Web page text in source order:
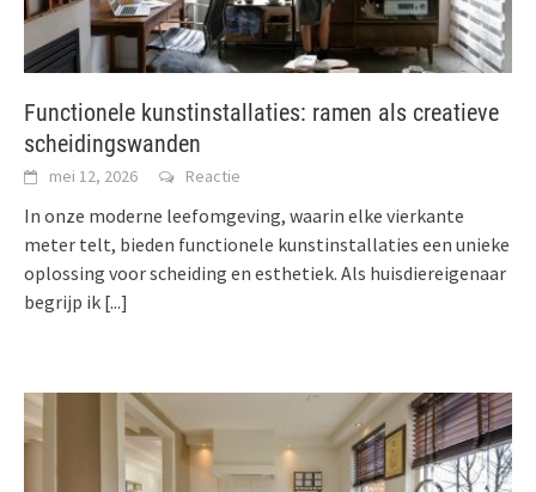
Functionele kunstinstallaties: ramen als creatieve
scheidingswanden
mei 12, 2026 Reactie
In onze moderne leefomgeving, waarin elke vierkante
meter telt, bieden functionele kunstinstallaties een unieke
oplossing voor scheiding en esthetiek. Als huisdiereigenaar
begrijp ik [...]